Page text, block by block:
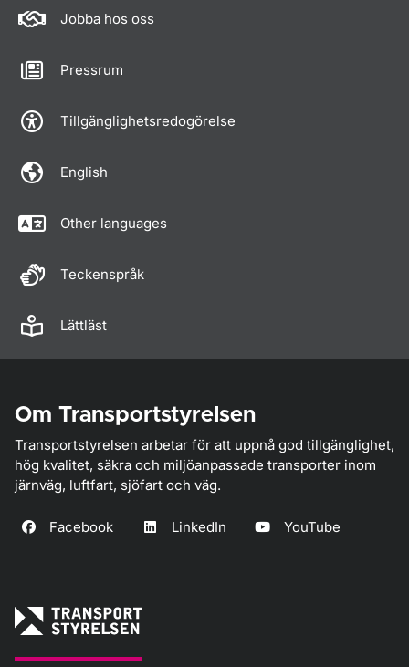
Jobba hos oss
Pressrum
Tillgänglighetsredogörelse
English
Other languages
Teckenspråk
Lättläst
Om Transportstyrelsen
Transportstyrelsen arbetar för att uppnå god tillgänglighet,
hög kvalitet, säkra och miljöanpassade transporter inom
järnväg, luftfart, sjöfart och väg.
Facebook LinkedIn YouTube